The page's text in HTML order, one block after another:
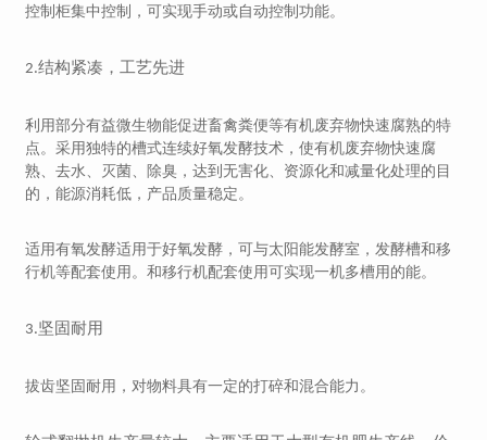
控制柜集中控制，可实现手动或自动控制功能。
2.结构紧凑，工艺先进
利用部分有益微生物能促进畜禽粪便等有机废弃物快速腐熟的特
点。采用独特的槽式连续好氧发酵技术，使有机废弃物快速腐
熟、去水、灭菌、除臭，达到无害化、资源化和减量化处理的目
的，能源消耗低，产品质量稳定。
适用有氧发酵适用于好氧发酵，可与太阳能发酵室，发酵槽和移
行机等配套使用。和移行机配套使用可实现一机多槽用的能。
3.坚固耐用
拔齿坚固耐用，对物料具有一定的打碎和混合能力。